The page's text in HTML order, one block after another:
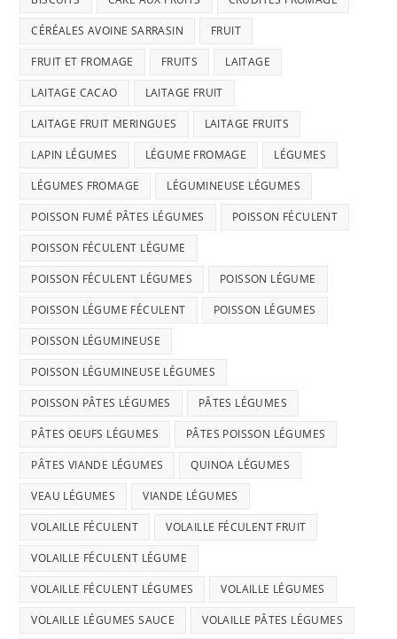
CÉRÉALES AVOINE SARRASIN FRUIT
FRUIT ET FROMAGE FRUITS LAITAGE
LAITAGE CACAO LAITAGE FRUIT
LAITAGE FRUIT MERINGUES LAITAGE FRUITS
LAPIN LÉGUMES LÉGUME FROMAGE LÉGUMES
LÉGUMES FROMAGE LÉGUMINEUSE LÉGUMES
POISSON FUMÉ PÂTES LÉGUMES POISSON FÉCULENT
POISSON FÉCULENT LÉGUME
POISSON FÉCULENT LÉGUMES POISSON LÉGUME
POISSON LÉGUME FÉCULENT POISSON LÉGUMES
POISSON LÉGUMINEUSE
POISSON LÉGUMINEUSE LÉGUMES
POISSON PÂTES LÉGUMES PÂTES LÉGUMES
PÂTES OEUFS LÉGUMES PÂTES POISSON LÉGUMES
PÂTES VIANDE LÉGUMES QUINOA LÉGUMES
VEAU LÉGUMES VIANDE LÉGUMES
VOLAILLE FÉCULENT VOLAILLE FÉCULENT FRUIT
VOLAILLE FÉCULENT LÉGUME
VOLAILLE FÉCULENT LÉGUMES VOLAILLE LÉGUMES
VOLAILLE LÉGUMES SAUCE VOLAILLE PÂTES LÉGUMES